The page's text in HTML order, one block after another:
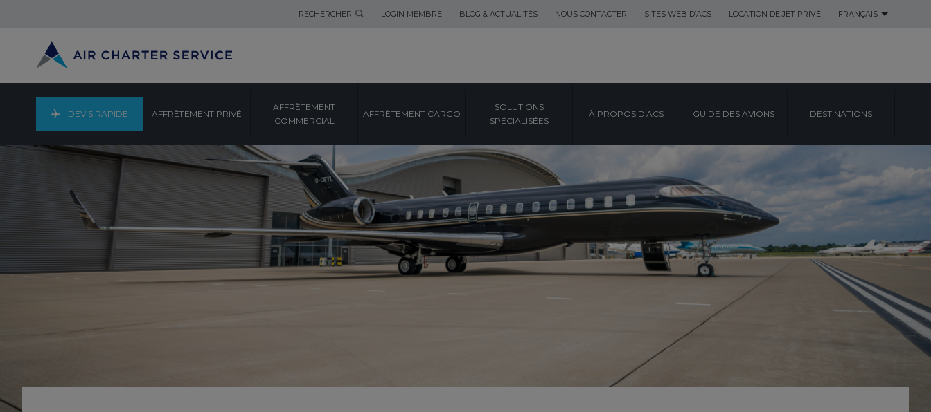
RECHERCHER LOGIN MEMBRE BLOG & ACTUALITÉS NOUS CONTACTER SITES WEB D’ACS LOCATION DE JET PRIVÉ FRANÇAIS
DEVIS RAPIDE AFFRÈTEMENT PRIVÉ
AFFRÈTEMENT
COMMERCIAL
AFFRÈTEMENT CARGO
SOLUTIONS
SPÉCIALISÉES
À PROPOS D'ACS GUIDE DES AVIONS DESTINATIONS